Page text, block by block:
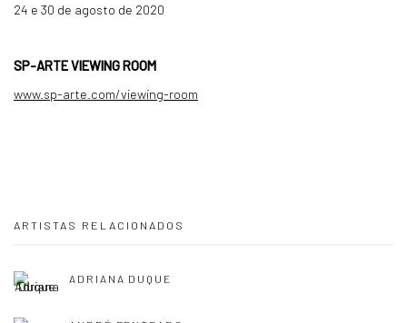
24 e 30 de agosto de 2020
SP-ARTE VIEWING ROOM
www.sp-arte.com/viewing-room
ARTISTAS RELACIONADOS
ADRIANA DUQUE